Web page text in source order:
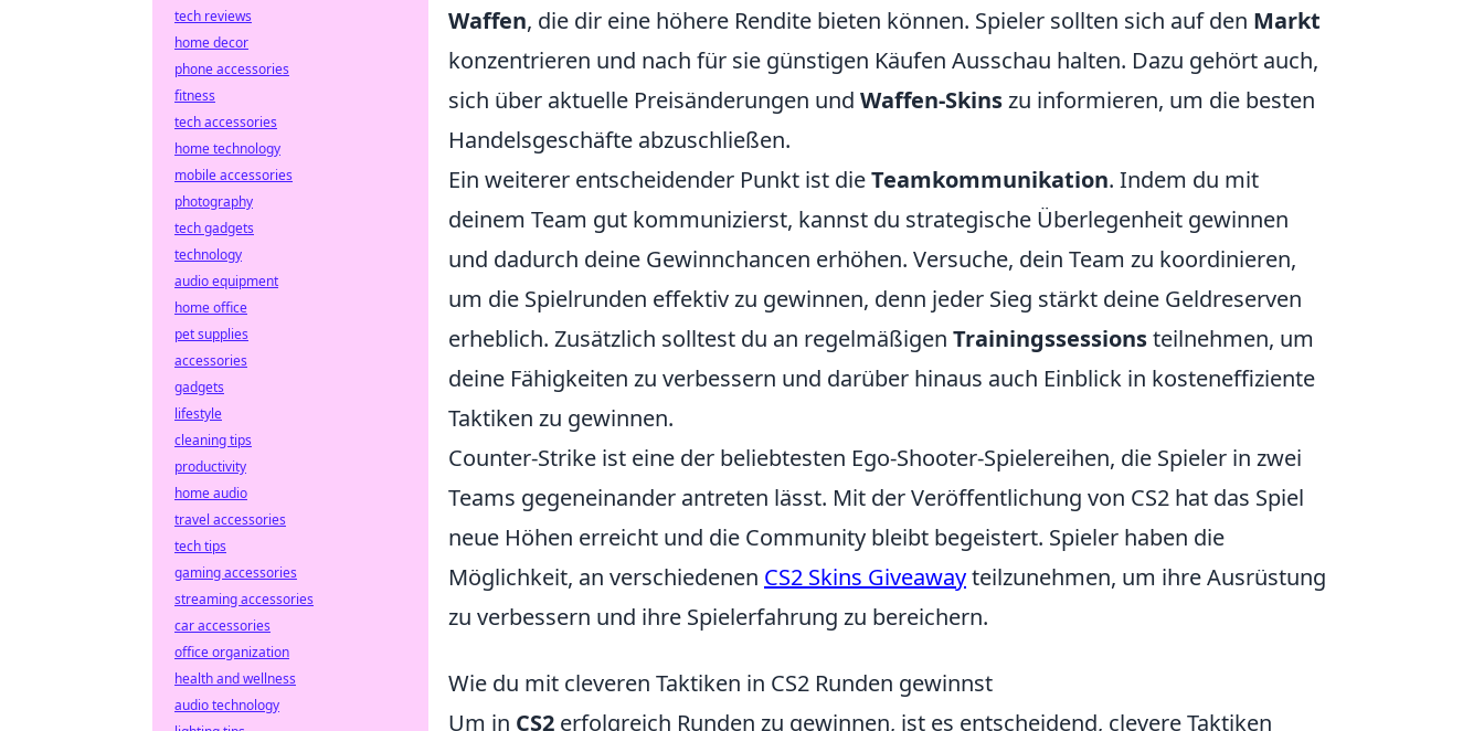
Waffen, die dir eine höhere Rendite bieten können. Spieler sollten sich auf den Markt
konzentrieren und nach für sie günstigen Käufen Ausschau halten. Dazu gehört auch,
sich über aktuelle Preisänderungen und Waffen-Skinszu informieren, um die besten
Handelsgeschäfte abzuschließen.
Ein weiterer entscheidender Punkt ist dieTeamkommunikation. Indem du mit
deinem Team gut kommunizierst, kannst du strategische Überlegenheit gewinnen
und dadurch deine Gewinnchancen erhöhen. Versuche, dein Team zu koordinieren,
um die Spielrunden effektiv zu gewinnen, denn jeder Sieg stärkt deine Geldreserven
erheblich. Zusätzlich solltest du an regelmäßigen Trainingssessionsteilnehmen, um
deine Fähigkeiten zu verbessern und darüber hinaus auch Einblick in kosteneffiziente
Taktiken zu gewinnen.
Counter-Strike ist eine der beliebtesten Ego-Shooter-Spielereihen, die Spieler in zwei
Teams gegeneinander antreten lässt. Mit der Veröffentlichung von CS2 hat das Spiel
neue Höhen erreicht und die Community bleibt begeistert. Spieler haben die
Möglichkeit, an verschiedenen CS2 Skins Giveawayteilzunehmen, um ihre Ausrüstung
zu verbessern und ihre Spielerfahrung zu bereichern.
Wie du mit cleveren Taktiken in CS2 Runden gewinnst
Um in CS2 erfolgreich Runden zu gewinnen, ist es entscheidend, clevere Taktiken
tech reviews
home decor
phone accessories
fitness
tech accessories
home technology
mobile accessories
photography
tech gadgets
technology
audio equipment
home office
pet supplies
accessories
gadgets
lifestyle
cleaning tips
productivity
home audio
travel accessories
tech tips
gaming accessories
streaming accessories
car accessories
office organization
health and wellness
audio technology